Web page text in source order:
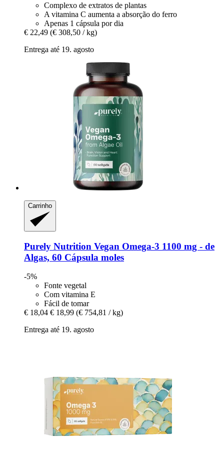
Complexo de extratos de plantas
A vitamina C aumenta a absorção do ferro
Apenas 1 cápsula por dia
€ 22,49 (€ 308,50 / kg)
Entrega até 19. agosto
Carrinho
Purely Nutrition Vegan Omega-​3 1100 mg -​ de
Algas, 60 Cápsula moles
-5%
Fonte vegetal
Com vitamina E
Fácil de tomar
€ 18,04 € 18,99 (€ 754,81 / kg)
Entrega até 19. agosto